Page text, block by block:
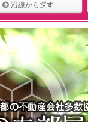
沿線から探す